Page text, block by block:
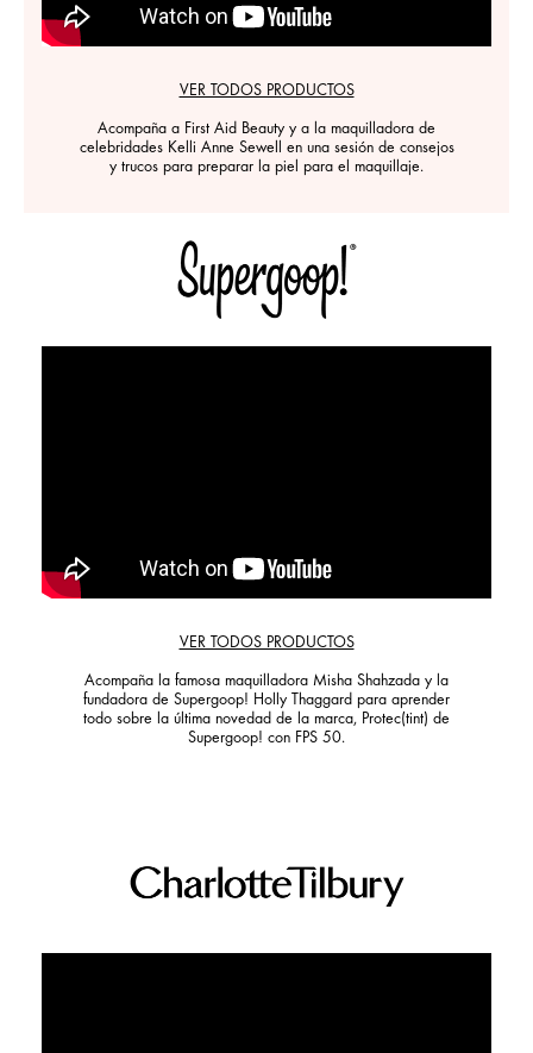
VER TODOS PRODUCTOS
Acompaña a First Aid Beauty y a la maquilladora de
celebridades Kelli Anne Sewell en una sesión de consejos
y trucos para preparar la piel para el maquillaje.
VER TODOS PRODUCTOS
Acompaña la famosa maquilladora Misha Shahzada y la
fundadora de Supergoop! Holly Thaggard para aprender
todo sobre la última novedad de la marca, Protec(tint) de
Supergoop! con FPS 50.